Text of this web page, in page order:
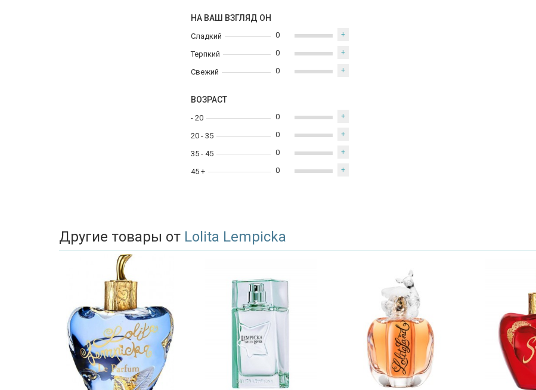
НА ВАШ ВЗГЛЯД ОН
Сладкий
Терпкий
Свежий
0 +
0 +
0 +
ВОЗРАСТ
- 20
20 - 35
35 - 45
45 +
0 +
0 +
0 +
0 +
Другие товары от Lolita Lempicka